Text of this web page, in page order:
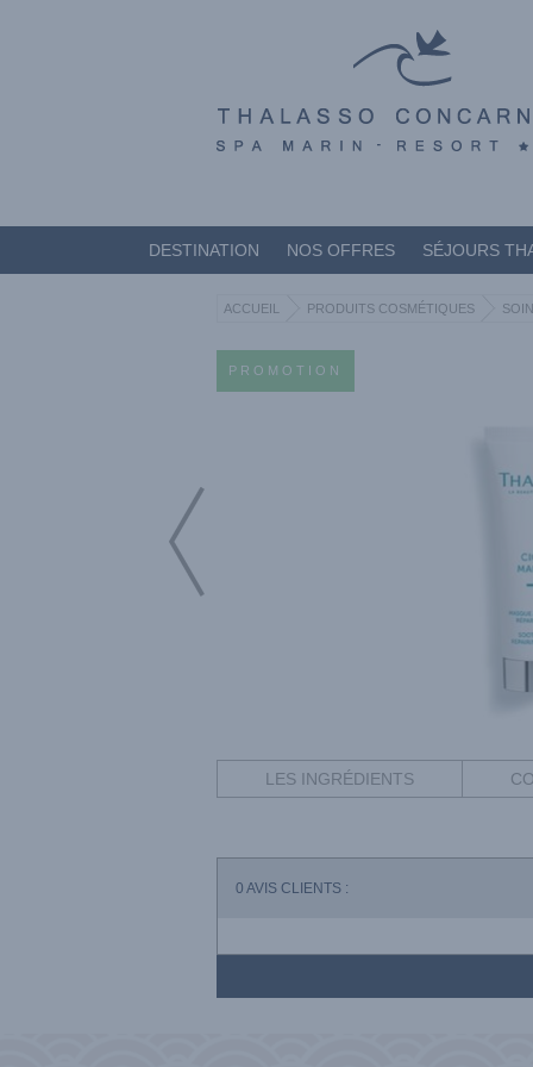
DESTINATION NOS OFFRES SÉJOURS
ACCUEIL PRODUITS COSMÉTIQUES
PROMOTION
LES INGRÉDIENTS
0 AVIS CLIENTS :